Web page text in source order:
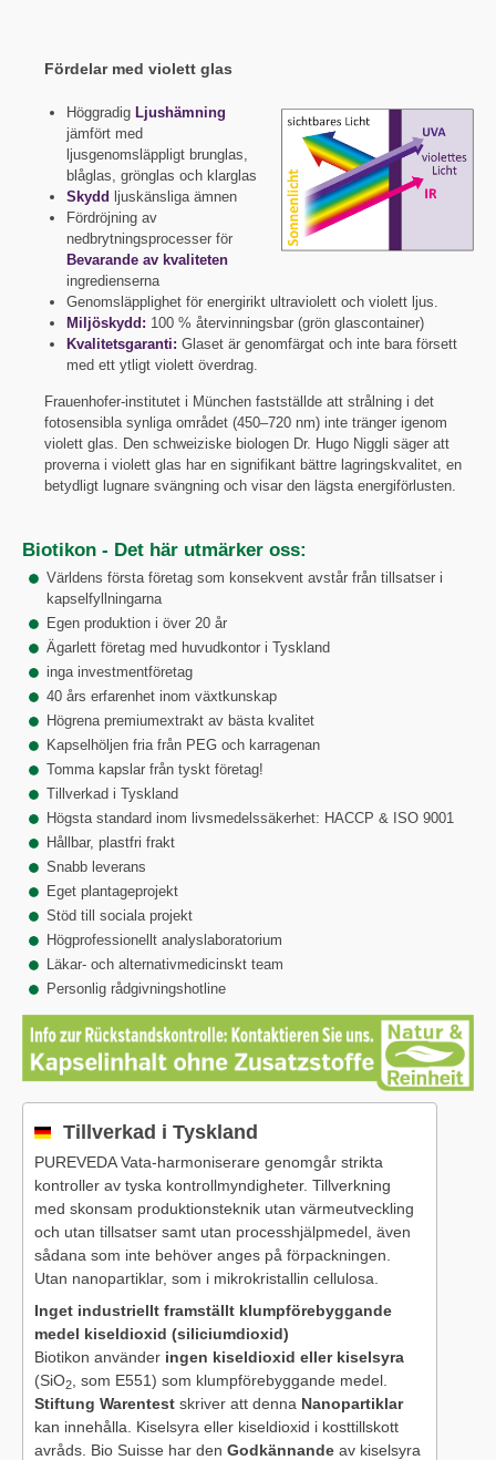
Fördelar med violett glas
Höggradig Ljushämning
jämfört med
ljusgenomsläppligt brunglas,
blåglas, grönglas och klarglas
Skydd ljuskänsliga ämnen
Fördröjning av
nedbrytningsprocesser för
Bevarande av kvaliteten
ingredienserna
Genomsläpplighet för energirikt ultraviolett och violett ljus.
Miljöskydd: 100 % återvinningsbar (grön glascontainer)
Kvalitetsgaranti: Glaset är genomfärgat och inte bara försett
med ett ytligt violett överdrag.
Frauenhofer-institutet i München fastställde att strålning i det
fotosensibla synliga området (450–720 nm) inte tränger igenom
violett glas. Den schweiziske biologen Dr. Hugo Niggli säger att
proverna i violett glas har en signifikant bättre lagringskvalitet, en
betydligt lugnare svängning och visar den lägsta energiförlusten.
Biotikon - Det här utmärker oss:
Världens första företag som konsekvent avstår från tillsatser i
kapselfyllningarna
Egen produktion i över 20 år
Ägarlett företag med huvudkontor i Tyskland
inga investmentföretag
40 års erfarenhet inom växtkunskap
Högrena premiumextrakt av bästa kvalitet
Kapselhöljen fria från PEG och karragenan
Tomma kapslar från tyskt företag!
Tillverkad i Tyskland
Högsta standard inom livsmedelssäkerhet: HACCP & ISO 9001
Hållbar, plastfri frakt
Snabb leverans
Eget plantageprojekt
Stöd till sociala projekt
Högprofessionellt analyslaboratorium
Läkar- och alternativmedicinskt team
Personlig rådgivningshotline
Tillverkad i Tyskland
PUREVEDA Vata-harmoniserare genomgår strikta
kontroller av tyska kontrollmyndigheter. Tillverkning
med skonsam produktionsteknik utan värmeutveckling
och utan tillsatser samt utan processhjälpmedel, även
sådana som inte behöver anges på förpackningen.
Utan nanopartiklar, som i mikrokristallin cellulosa.
Inget industriellt framställt klumpförebyggande
medel kiseldioxid (siliciumdioxid)
Biotikon använder ingen kiseldioxid eller kiselsyra
(SiO2
, som E551) som klumpförebyggande medel.
Stiftung Warentest skriver att denna Nanopartiklar
kan innehålla. Kiselsyra eller kiseldioxid i kosttillskott
avråds. Bio Suisse har den Godkännande av kiselsyra